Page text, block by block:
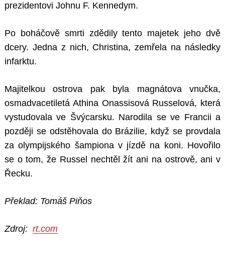
prezidentovi Johnu F. Kennedym.
Po boháčově smrti zdědily tento majetek jeho dvě
dcery. Jedna z nich, Christina, zemřela na následky
infarktu.
Majitelkou ostrova pak byla magnátova vnučka,
osmadvacetiletá Athina Onassisová Russelová, která
vystudovala ve Švýcarsku. Narodila se ve Francii a
později se odstěhovala do Brázilie, když se provdala
za olympijského šampiona v jízdě na koni. Hovořilo
se o tom, že Russel nechtěl žít ani na ostrově, ani v
Řecku.
Překlad: Tomáš Piňos
Zdroj: rt.com